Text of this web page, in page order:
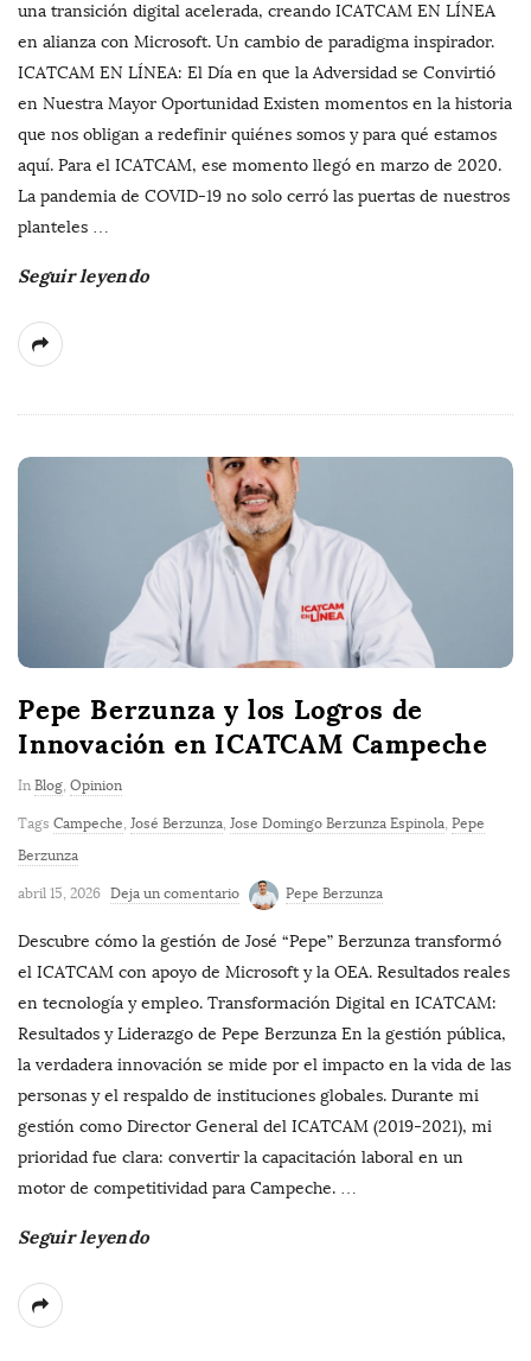
una transición digital acelerada, creando ICATCAM EN LÍNEA
en alianza con Microsoft. Un cambio de paradigma inspirador.
ICATCAM EN LÍNEA: El Día en que la Adversidad se Convirtió
en Nuestra Mayor Oportunidad Existen momentos en la historia
que nos obligan a redefinir quiénes somos y para qué estamos
aquí. Para el ICATCAM, ese momento llegó en marzo de 2020.
La pandemia de COVID-19 no solo cerró las puertas de nuestros
planteles …
Seguir leyendo
Pepe Berzunza y los Logros de
Innovación en ICATCAM Campeche
In Blog, Opinion
Tags Campeche, José Berzunza, Jose Domingo Berzunza Espinola, Pepe
Berzunza
abril 15, 2026 Deja un comentario Pepe Berzunza
Descubre cómo la gestión de José “Pepe” Berzunza transformó
el ICATCAM con apoyo de Microsoft y la OEA. Resultados reales
en tecnología y empleo. Transformación Digital en ICATCAM:
Resultados y Liderazgo de Pepe Berzunza En la gestión pública,
la verdadera innovación se mide por el impacto en la vida de las
personas y el respaldo de instituciones globales. Durante mi
gestión como Director General del ICATCAM (2019-2021), mi
prioridad fue clara: convertir la capacitación laboral en un
motor de competitividad para Campeche. …
Seguir leyendo